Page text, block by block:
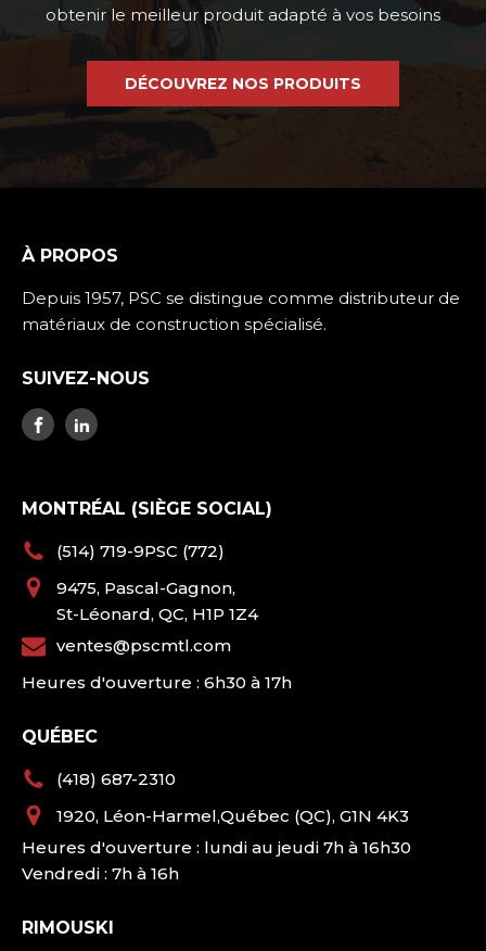
obtenir le meilleur produit adapté à vos besoins
DÉCOUVREZ NOS PRODUITS
À PROPOS
Depuis 1957, PSC se distingue comme distributeur de
matériaux de construction spécialisé.
SUIVEZ-NOUS
MONTRÉAL (SIÈGE SOCIAL)
(514) 719-9PSC (772)
9475, Pascal-Gagnon,
St-Léonard, QC, H1P 1Z4
ventes@pscmtl.com
Heures d'ouverture : 6h30 à 17h
QUÉBEC
(418) 687-2310
1920, Léon-Harmel,Québec (QC), G1N 4K3
Heures d'ouverture : lundi au jeudi 7h à 16h30
Vendredi : 7h à 16h
RIMOUSKI